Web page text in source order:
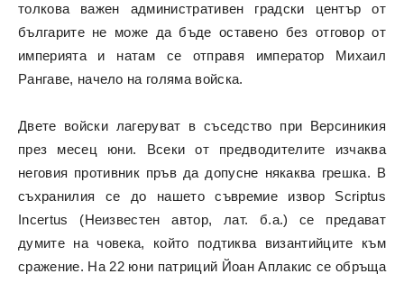
толкова важен административен градски център от
българите не може да бъде оставено без отговор от
империята и натам се отправя император Михаил
Рангаве, начело на голяма войска.
Двете войски лагеруват в съседство при Версиникия
през месец юни. Всеки от предводителите изчаква
неговия противник пръв да допусне някаква грешка. В
съхранилия се до нашето съвремие извор Scriptus
Incertus (Неизвестен автор, лат. б.а.) се предават
думите на човека, който подтиква византийците към
сражение. На 22 юни патриций Йоан Аплакис се обръща